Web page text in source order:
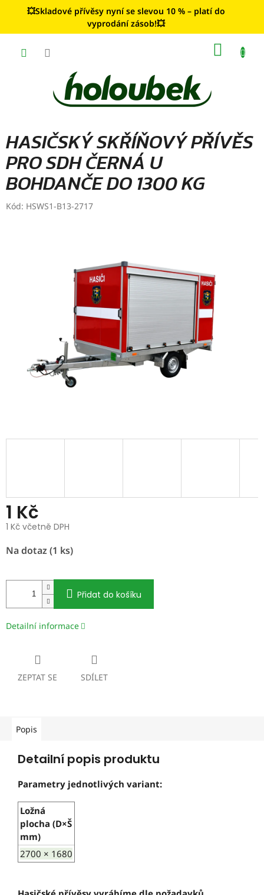
💥Skladové přívěsy nyní se slevou 10 % – platí do
vyprodání zásob!💥
HASIČSKÝ SKŘÍŇOVÝ PŘÍVĚS
PRO SDH ČERNÁ U
BOHDANČE DO 1300 KG
Kód: HSWS1-B13-2717
1 Kč
1 Kč včetně DPH
cena:
Na dotaz(1 ks)
Přidat do košíku
Detailní informace
ZEPTAT SE SDÍLET
Popis
Detailní popis produktu
Parametry jednotlivých variant:
Ložná
plocha (D×Š
mm)
2700 × 1680